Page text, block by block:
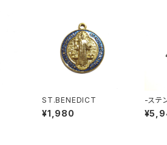
ST.BENEDICT
¥1,980
-ステ
oe